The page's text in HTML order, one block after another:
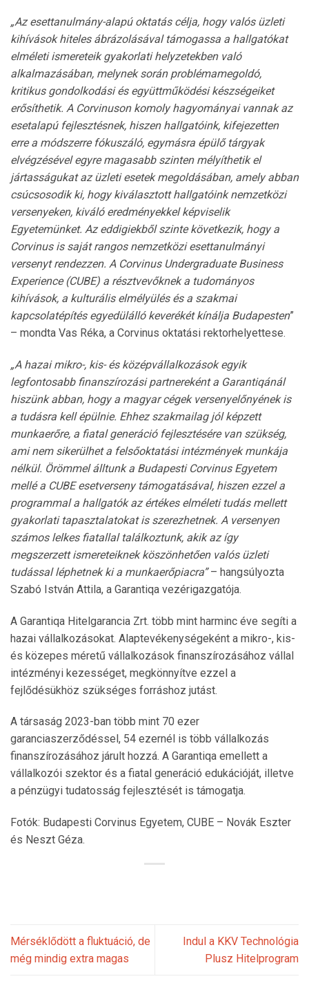
„Az esettanulmány-alapú oktatás célja, hogy valós üzleti
kihívások hiteles ábrázolásával támogassa a hallgatókat
elméleti ismereteik gyakorlati helyzetekben való
alkalmazásában, melynek során problémamegoldó,
kritikus gondolkodási és együttműködési készségeiket
erősíthetik. A Corvinuson komoly hagyományai vannak az
esetalapú fejlesztésnek, hiszen hallgatóink, kifejezetten
erre a módszerre fókuszáló, egymásra épülő tárgyak
elvégzésével egyre magasabb szinten mélyíthetik el
jártasságukat az üzleti esetek megoldásában, amely abban
csúcsosodik ki, hogy kiválasztott hallgatóink nemzetközi
versenyeken, kiváló eredményekkel képviselik
Egyetemünket. Az eddigiekből szinte következik, hogy a
Corvinus is saját rangos nemzetközi esettanulmányi
versenyt rendezzen. A Corvinus Undergraduate Business
Experience (CUBE) a résztvevőknek a tudományos
kihívások, a kulturális elmélyülés és a szakmai
kapcsolatépítés egyedülálló keverékét kínálja Budapesten”
– mondta Vas Réka, a Corvinus oktatási rektorhelyettese.
„A hazai mikro-, kis- és középvállalkozások egyik
legfontosabb finanszírozási partnereként a Garantiqánál
hiszünk abban, hogy a magyar cégek versenyelőnyének is
a tudásra kell épülnie. Ehhez szakmailag jól képzett
munkaerőre, a fiatal generáció fejlesztésére van szükség,
ami nem sikerülhet a felsőoktatási intézmények munkája
nélkül. Örömmel álltunk a Budapesti Corvinus Egyetem
mellé a CUBE esetverseny támogatásával, hiszen ezzel a
programmal a hallgatók az értékes elméleti tudás mellett
gyakorlati tapasztalatokat is szerezhetnek. A versenyen
számos lelkes fiatallal találkoztunk, akik az így
megszerzett ismereteiknek köszönhetően valós üzleti
tudással léphetnek ki a munkaerőpiacra”– hangsúlyozta
Szabó István Attila, a Garantiqa vezérigazgatója.
A Garantiqa Hitelgarancia Zrt. több mint harminc éve segíti a
hazai vállalkozásokat. Alaptevékenységeként a mikro-, kis-
és közepes méretű vállalkozások finanszírozásához vállal
intézményi kezességet, megkönnyítve ezzel a
fejlődésükhöz szükséges forráshoz jutást.
A társaság 2023-ban több mint 70 ezer
garanciaszerződéssel, 54 ezernél is több vállalkozás
finanszírozásához járult hozzá. A Garantiqa emellett a
vállalkozói szektor és a fiatal generáció edukációját, illetve
a pénzügyi tudatosság fejlesztését is támogatja.
Fotók: Budapesti Corvinus Egyetem, CUBE – Novák Eszter
és Neszt Géza.
Mérséklődött a fluktuáció, de
még mindig extra magas
Indul a KKV Technológia
Plusz Hitelprogram